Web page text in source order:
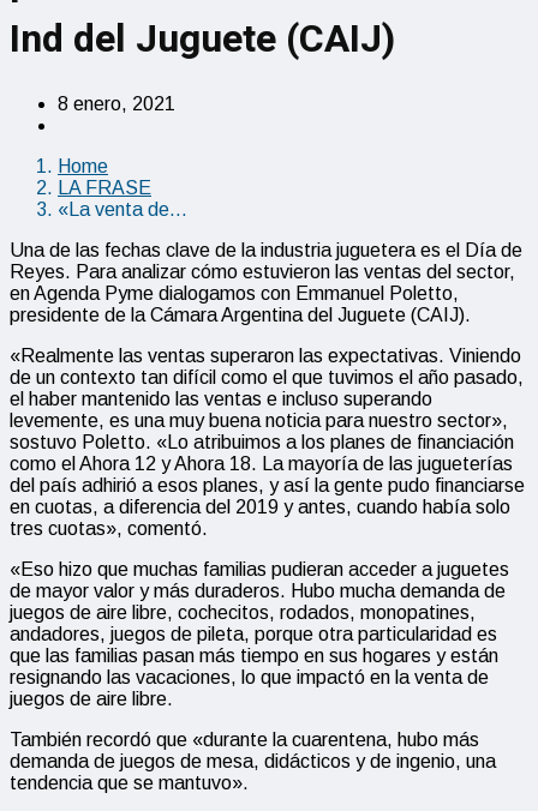
Ind del Juguete (CAIJ)
8 enero, 2021
Home
LA FRASE
«La venta de…
Una de las fechas clave de la industria juguetera es el Día de
Reyes. Para analizar cómo estuvieron las ventas del sector,
en Agenda Pyme dialogamos con Emmanuel Poletto,
presidente de la Cámara Argentina del Juguete (CAIJ).
«Realmente las ventas superaron las expectativas. Viniendo
de un contexto tan difícil como el que tuvimos el año pasado,
el haber mantenido las ventas e incluso superando
levemente, es una muy buena noticia para nuestro sector»,
sostuvo Poletto. «Lo atribuimos a los planes de financiación
como el Ahora 12 y Ahora 18. La mayoría de las jugueterías
del país adhirió a esos planes, y así la gente pudo financiarse
en cuotas, a diferencia del 2019 y antes, cuando había solo
tres cuotas», comentó.
«Eso hizo que muchas familias pudieran acceder a juguetes
de mayor valor y más duraderos. Hubo mucha demanda de
juegos de aire libre, cochecitos, rodados, monopatines,
andadores, juegos de pileta, porque otra particularidad es
que las familias pasan más tiempo en sus hogares y están
resignando las vacaciones, lo que impactó en la venta de
juegos de aire libre.
También recordó que «durante la cuarentena, hubo más
demanda de juegos de mesa, didácticos y de ingenio, una
tendencia que se mantuvo».